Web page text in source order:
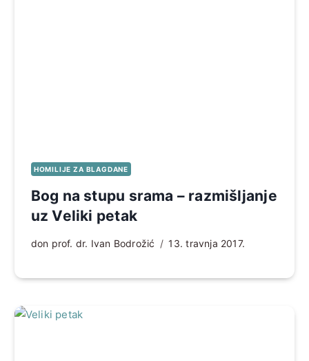
HOMILIJE ZA BLAGDANE
Bog na stupu srama – razmišljanje
uz Veliki petak
don prof. dr. Ivan Bodrožić 13. travnja 2017.